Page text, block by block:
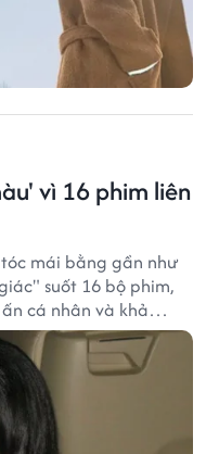
vì 16 phim liên
mái bằng gần như
suốt 16 bộ phim,
cá nhân và khả